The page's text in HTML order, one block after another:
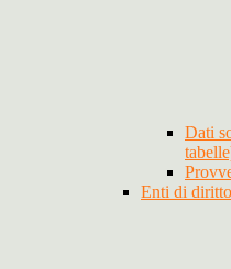
Dati
Enti di